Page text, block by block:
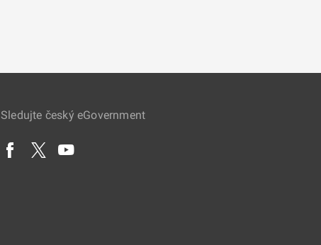
Sledujte český eGovernment